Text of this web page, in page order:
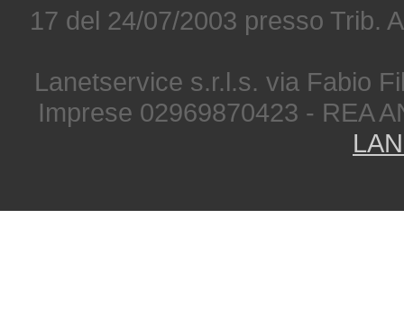
17 del 24/07/2003 presso Trib.
Lanetservice s.r.l.s. via Fabio
Imprese 02969870423 - REA